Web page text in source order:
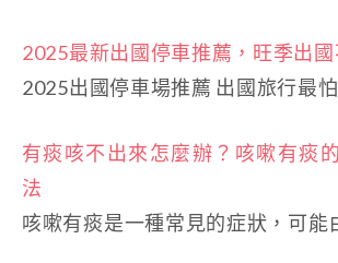
2025最新出國停車推薦，旺季出國
2025出國停車場推薦 出國旅行最
有痰咳不出來怎麼辦？咳嗽有痰
法
咳嗽有痰是一種常見的症狀，可能